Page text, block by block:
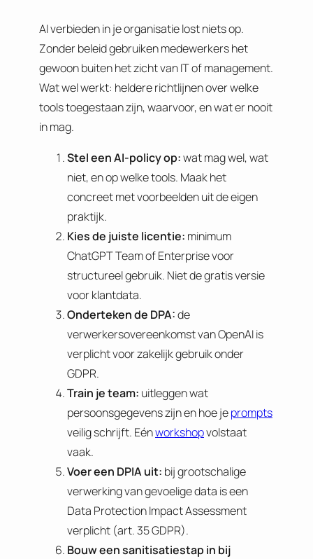
AI verbieden in je organisatie lost niets op.
Zonder beleid gebruiken medewerkers het
gewoon buiten het zicht van IT of management.
Wat wel werkt: heldere richtlijnen over welke
tools toegestaan zijn, waarvoor, en wat er nooit
in mag.
Stel een AI-policy op:wat mag wel, wat
niet, en op welke tools. Maak het
concreet met voorbeelden uit de eigen
praktijk.
Kies de juiste licentie: minimum
ChatGPT Team of Enterprise voor
structureel gebruik. Niet de gratis versie
voor klantdata.
Onderteken de DPA:de
verwerkersovereenkomst van OpenAI is
verplicht voor zakelijk gebruik onder
GDPR.
Train je team: uitleggen wat
persoonsgegevens zijn en hoe jeprompts
veilig schrijft. Eénworkshopvolstaat
vaak.
Voer een DPIA uit: bij grootschalige
verwerking van gevoelige data is een
Data Protection Impact Assessment
verplicht (art. 35 GDPR).
Bouw een sanitisatiestap in bij